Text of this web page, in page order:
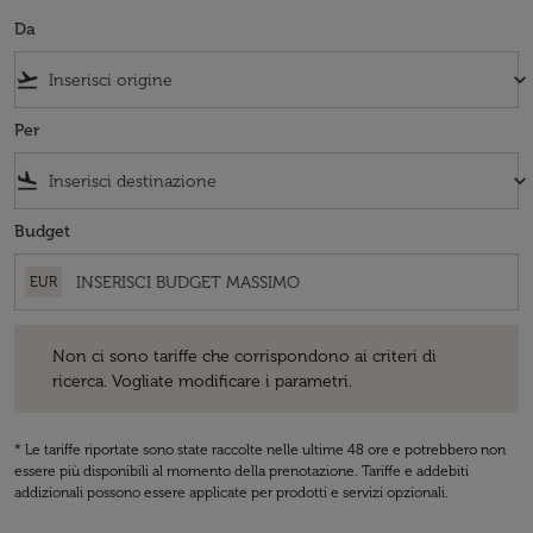
Da
flight_takeoff keyboard_arrow_down
Per
flight_land keyboard_arrow_down
Budget
EUR
Non ci sono tariffe che corrispondono ai criteri di
ricerca. Vogliate modificare i parametri.
* Le tariffe riportate sono state raccolte nelle ultime 48 ore e potrebbero non
essere più disponibili al momento della prenotazione. Tariffe e addebiti
addizionali possono essere applicate per prodotti e servizi opzionali.